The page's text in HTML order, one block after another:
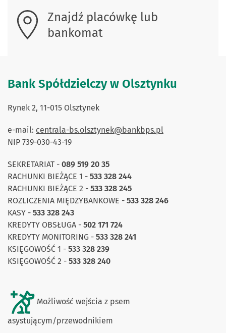
Znajdź placówkę lub
bankomat
Bank Spółdzielczy w Olsztynku
Rynek 2, 11-015 Olsztynek
e-mail: centrala-bs.olsztynek@bankbps.pl
NIP 739-030-43-19
SEKRETARIAT - 089 519 20 35
RACHUNKI BIEŻĄCE 1 - 533 328 244
RACHUNKI BIEŻĄCE 2 - 533 328 245
ROZLICZENIA MIĘDZYBANKOWE - 533 328 246
KASY - 533 328 243
KREDYTY OBSŁUGA - 502 171 724
KREDYTY MONITORING - 533 328 241
KSIĘGOWOŚĆ 1 - 533 328 239
KSIĘGOWOŚĆ 2 - 533 328 240
Możliwość wejścia z psem
asystującym/przewodnikiem